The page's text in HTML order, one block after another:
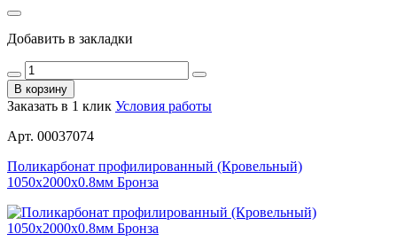
Добавить в закладки
В корзину
Заказать в 1 клик Условия работы
Арт. 00037074
Поликарбонат профилированный (Кровельный)
1050х2000х0.8мм Бронза